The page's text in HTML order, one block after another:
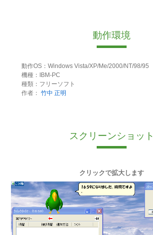
動作環境
動作OS：Windows Vista/XP/Me/2000/NT/98/95
機種：IBM-PC
種類：フリーソフト
作者： 竹中 正明
スクリーンショット
クリックで拡大します